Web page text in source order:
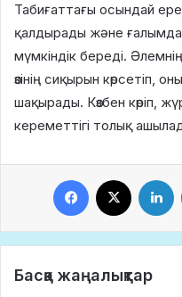
Табиғаттағы осындай
қалдырады және
мүмкіндік береді.
өзінің сиқырын көрсетіп,
шақырады. Көзбен көріп,
кереметтігі толық
Facebook
Басқа жаңалықтар